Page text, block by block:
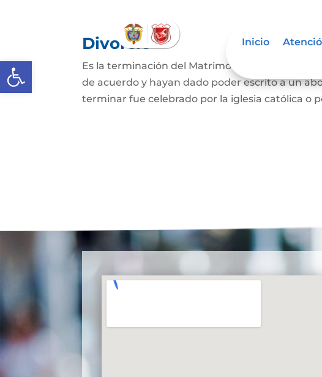
Abrir barra de herramientas
Inicio
Divorcio
Es la terminación del Matrimonio Civil y se
de acuerdo y hayan dado poder escrito a un
terminar fue celebrado por la iglesia católica o